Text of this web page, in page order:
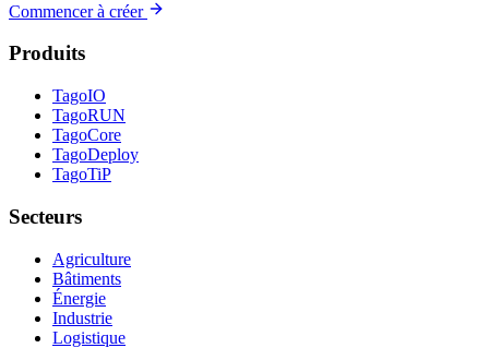
Commencer à créer
Produits
TagoIO
TagoRUN
TagoCore
TagoDeploy
TagoTiP
Secteurs
Agriculture
Bâtiments
Énergie
Industrie
Logistique